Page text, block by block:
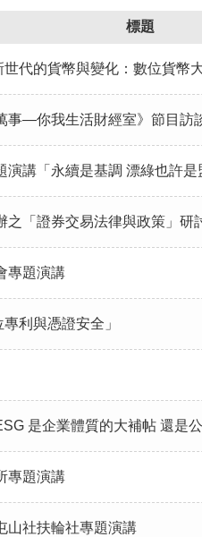
標題
代的貨幣與變化：數位貨幣大
事—你我生活財經室》節目訪
講「永續是基調 漂綠也許是
「證券交易法律與政策」研
專題演講
利與憑證安全」
是企業體質的大補帖 還是
專題演講
山社扶輪社專題演講